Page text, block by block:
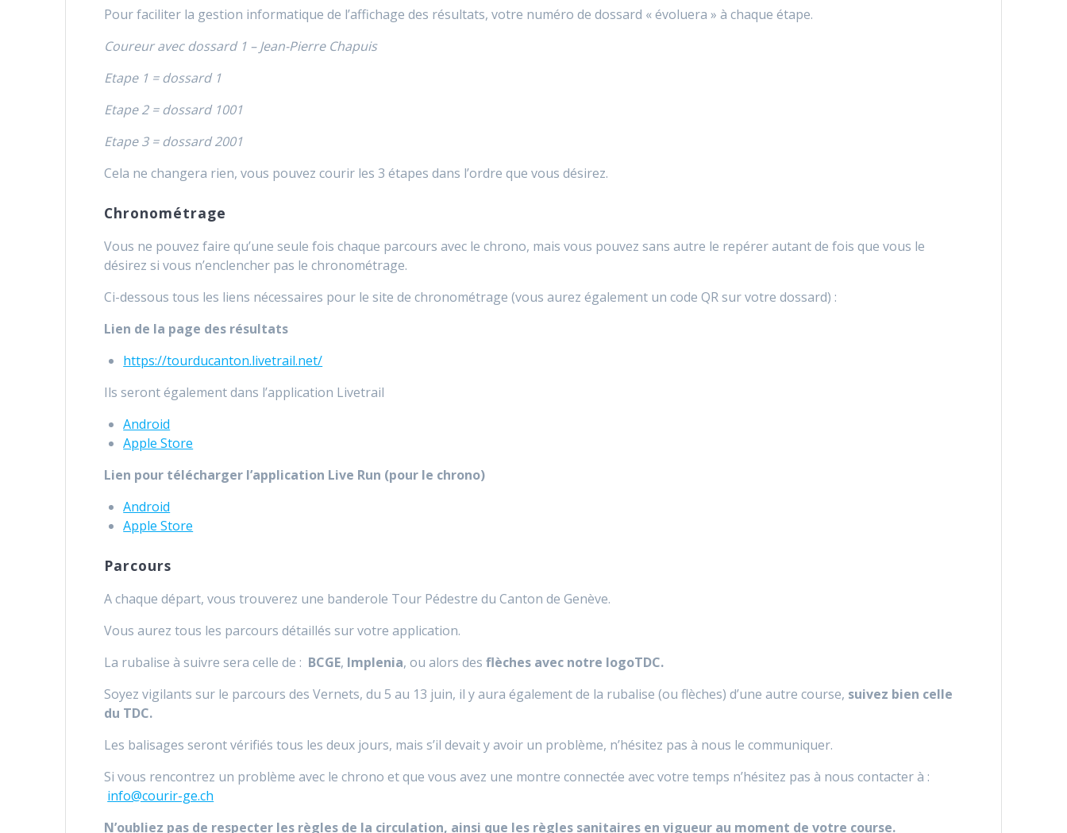
Pour faciliter la gestion informatique de l’affichage des résultats, votre numéro de dossard « évoluera » à chaque étape.
Coureur avec dossard 1 – Jean-Pierre Chapuis
Etape 1 = dossard 1
Etape 2 = dossard 1001
Etape 3 = dossard 2001
Cela ne changera rien, vous pouvez courir les 3 étapes dans l’ordre que vous désirez.
Chronométrage
Vous ne pouvez faire qu’une seule fois chaque parcours avec le chrono, mais vous pouvez sans autre le repérer autant de fois que vous le
désirez si vous n’enclencher pas le chronométrage.
Ci-dessous tous les liens nécessaires pour le site de chronométrage (vous aurez également un code QR sur votre dossard) :
Lien de la page des résultats
https://tourducanton.livetrail.net/
Ils seront également dans l’application Livetrail
Android
Apple Store
Lien pour télécharger l’application Live Run (pour le chrono)
Android
Apple Store
Parcours
A chaque départ, vous trouverez une banderole Tour Pédestre du Canton de Genève.
Vous aurez tous les parcours détaillés sur votre application.
La rubalise à suivre sera celle de : BCGE, Implenia, ou alors desflèches avec notre logoTDC.
Soyez vigilants sur le parcours des Vernets, du 5 au 13 juin, il y aura également de la rubalise (ou flèches) d’une autre course, suivez bien celle
du TDC.
Les balisages seront vérifiés tous les deux jours, mais s’il devait y avoir un problème, n’hésitez pas à nous le communiquer.
Si vous rencontrez un problème avec le chrono et que vous avez une montre connectée avec votre temps n’hésitez pas à nous contacter à :
info@courir-ge.ch
N’oubliez pas de respecter les règles de la circulation, ainsi que les règles sanitaires en vigueur au moment de votre course.